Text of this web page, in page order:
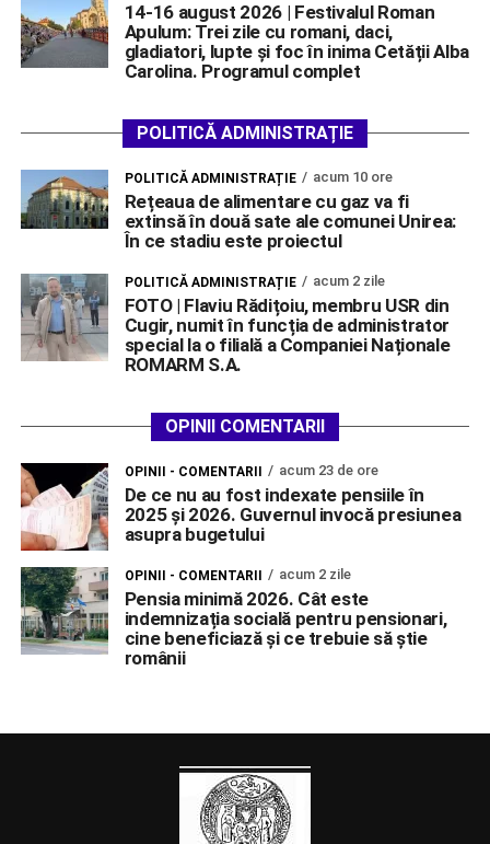
14-16 august 2026 | Festivalul Roman
Apulum: Trei zile cu romani, daci,
gladiatori, lupte și foc în inima Cetății Alba
Carolina. Programul complet
POLITICĂ ADMINISTRAȚIE
POLITICĂ ADMINISTRAȚIE acum 10 ore
Rețeaua de alimentare cu gaz va fi
extinsă în două sate ale comunei Unirea:
În ce stadiu este proiectul
POLITICĂ ADMINISTRAȚIE acum 2 zile
FOTO | Flaviu Rădițoiu, membru USR din
Cugir, numit în funcția de administrator
special la o filială a Companiei Naționale
ROMARM S.A.
OPINII COMENTARII
OPINII - COMENTARII acum 23 de ore
De ce nu au fost indexate pensiile în
2025 și 2026. Guvernul invocă presiunea
asupra bugetului
OPINII - COMENTARII acum 2 zile
Pensia minimă 2026. Cât este
indemnizația socială pentru pensionari,
cine beneficiază și ce trebuie să știe
românii